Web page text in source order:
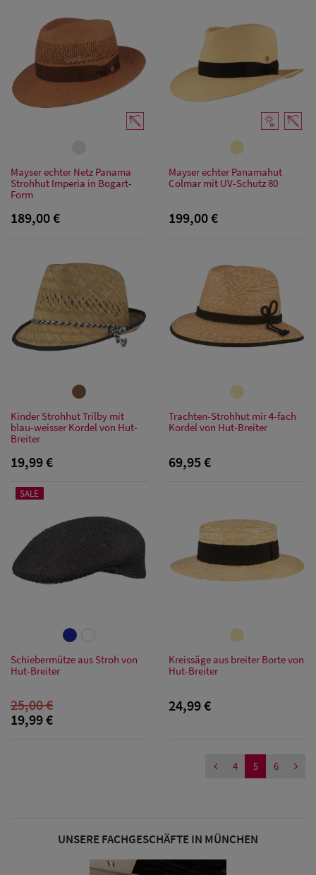
Sale: Caps
Sale:
Caps
Sale: Army
Caps
Sale:
Sale: Caps
Ohrenschutz
Mayser echter Netz Panama
Strohhut Imperia in Bogart-
Form
189,00 €
Mayser echter Panamahut
Colmar mit UV-Schutz 80
199,00 €
Kinder Strohhut Trilby mit
blau-weisser Kordel von Hut-
Breiter
19,99 €
Trachten-Strohhut mir 4-fach
Kordel von Hut-Breiter
69,95 €
SALE
Schiebermütze aus Stroh von
Hut-Breiter
25,00 €
19,99 €
Kreissäge aus breiter Borte von
Hut-Breiter
24,99 €
4 5 6
UNSERE FACHGESCHÄFTE IN MÜNCHEN